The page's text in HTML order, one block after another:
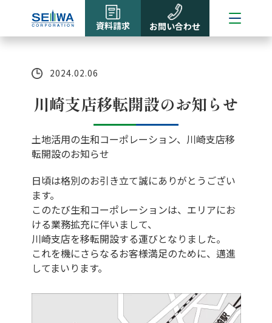
資料請求 お問い合わせ
2024.02.06
川崎支店移転開設のお知らせ
土地活用の生和コーポレーション、川崎支店移
転開設のお知らせ
日頃は格別のお引き立て誠にありがとうござい
ます。
このたび生和コーポレーションは、エリアにお
ける業務拡充に伴いまして、
川崎支店を移転開設する運びとなりました。
これを機にさらなるお客様満足のために、邁進
してまいります。